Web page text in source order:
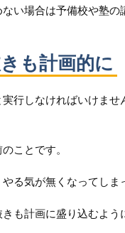
い場合は予備校や塾の
も計画的に
行しなければいけま
ことです。
る気が無くなってしま
も計画に盛り込むよう